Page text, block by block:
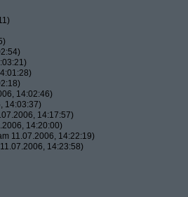
14:02:46)
14:03:37)
14:17:57)
14:20:00)
11.07.2006, 14:22:19)
14:23:58)